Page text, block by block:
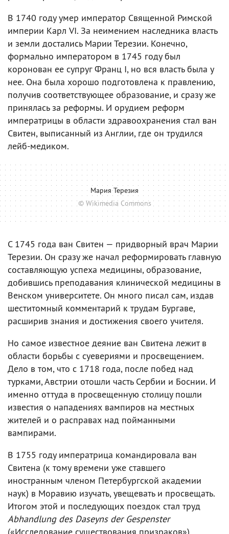
В 1740 году умер император Священной Римской
империи Карл VI. За неимением наследника власть
и земли достались Марии Терезии. Конечно,
формально императором в 1745 году был
коронован ее супруг Франц I, но вся власть была у
нее. Она была хорошо подготовлена к правлению,
получив соответствующее образование, и сразу же
принялась за реформы. И орудием реформ
императрицы в области здравоохранения стал ван
Свитен, выписанный из Англии, где он трудился
лейб-медиком.
Мария Терезия
© Wikimedia Commons
С 1745 года ван Свитен — придворный врач Марии
Терезии. Он сразу же начал реформировать главную
составляющую успеха медицины, образование,
добившись преподавания клинической медицины в
Венском университете. Он много писал сам, издав
шеститомный комментарий к трудам Бургаве,
расширив знания и достижения своего учителя.
Но самое известное деяние ван Свитена лежит в
области борьбы с суевериями и просвещением.
Дело в том, что с 1718 года, после побед над
турками, Австрии отошли часть Сербии и Боснии. И
именно оттуда в просвещенную столицу пошли
известия о нападениях вампиров на местных
жителей и о расправах над пойманными
вампирами.
В 1755 году императрица командировала ван
Свитена (к тому времени уже ставшего
иностранным членом Петербургской академии
наук) в Моравию изучать, увещевать и просвещать.
Итогом этой и последующих поездок стал труд
Abhandlung des Daseyns der Gespenster
(«Исследование существования призраков»),